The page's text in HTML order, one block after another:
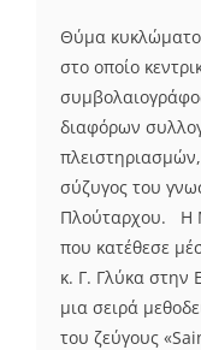
Θύμα
στο οποίο
διαφόρων
πλειστηριασμών,
σύζυγος του
Πλούταρχου. Η
που κατέθεσε
κ. Γ. Γλύκα στην
μια σειρά
του ζεύγους